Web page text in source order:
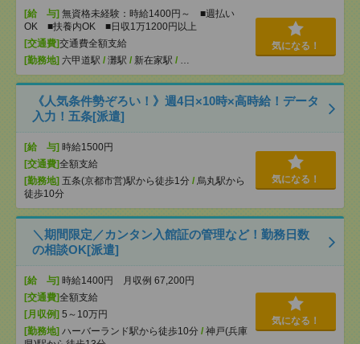
[給 与] 無資格未経験：時給1400円～ ■週払い
OK ■扶養内OK ■日収1万1200円以上
[交通費]交通費全額支給
[勤務地] 六甲道駅 / 灘駅 / 新在家駅 / …
気になる！
《人気条件勢ぞろい！》週4日×10時×高時給！データ
入力！五条[派遣]
[給 与] 時給1500円
[交通費]全額支給
[勤務地] 五条(京都市営)駅から徒歩1分 / 烏丸駅から
徒歩10分
気になる！
＼期間限定／カンタン入館証の管理など！勤務日数
の相談OK[派遣]
[給 与] 時給1400円 月収例 67,200円
[交通費]全額支給
[月収例] 5～10万円
[勤務地] ハーバーランド駅から徒歩10分 / 神戸(兵庫
気になる！